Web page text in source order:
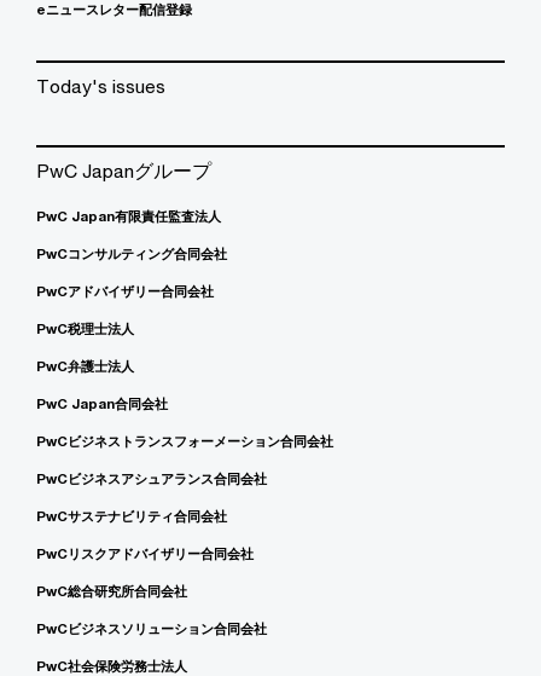
eニュースレター配信登録
Today's issues
PwC Japanグループ
PwC Japan有限責任監査法人
PwCコンサルティング合同会社
PwCアドバイザリー合同会社
PwC税理士法人
PwC弁護士法人
PwC Japan合同会社
PwCビジネストランスフォーメーション合同会社
PwCビジネスアシュアランス合同会社
PwCサステナビリティ合同会社
PwCリスクアドバイザリー合同会社
PwC総合研究所合同会社
PwCビジネスソリューション合同会社
PwC社会保険労務士法人